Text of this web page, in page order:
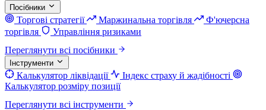
Посібники
Торгові стратегії Маржинальна торгівля
Ф'ючерсна
торгівля
Управління ризиками
Переглянути всі посібники
Інструменти
Калькулятор ліквідації
Індекс страху й жадібності
Калькулятор розміру позиції
Переглянути всі інструменти